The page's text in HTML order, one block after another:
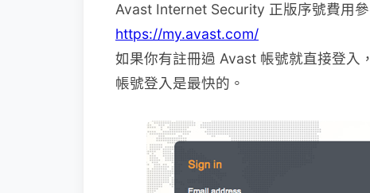
Avast Internet Security 正版序號費用參
https://my.avast.com/
如果你有註冊過 Avast 帳號就直接登入
帳號登入是最快的。